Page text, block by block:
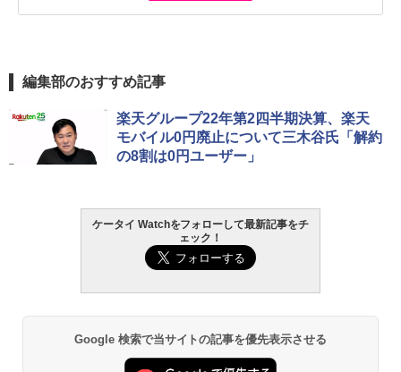
編集部のおすすめ記事
楽天グループ22年第2四半期決算、楽天
モバイル0円廃止について三木谷氏「解約
の8割は0円ユーザー」
ケータイ Watchをフォローして最新記事をチ
ェック！
Google 検索で当サイトの記事を優先表示させる